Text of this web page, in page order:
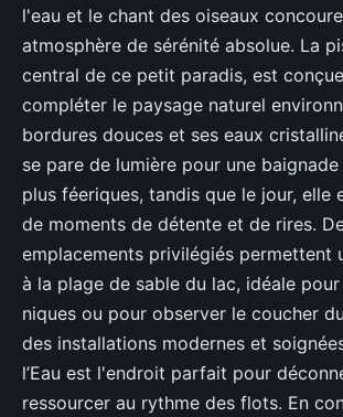
l'eau et le chant des oiseaux
atmosphère de sérénité absolue. La
central de ce petit paradis, est
compléter le paysage naturel
bordures douces et ses eaux
se pare de lumière pour une
plus féeriques, tandis que le jour, elle
de moments de détente et de rires.
emplacements privilégiés permettent
à la plage de sable du lac, idéale
niques ou pour observer le coucher
des installations modernes et
l’Eau est l'endroit parfait pour
ressourcer au rythme des flots. En